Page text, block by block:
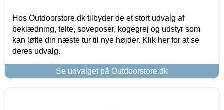
Hos Outdoorstore.dk tilbyder de et stort udvalg af
beklædning, telte, soveposer, kogegrej og udstyr som
kan løfte din næste tur til nye højder. Klik her for at se
deres udvalg.
Se udvalget på Outdoorstore.dk